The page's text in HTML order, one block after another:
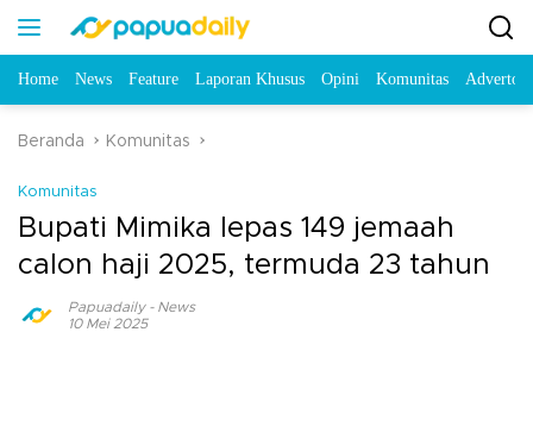
Home News Feature Laporan Khusus Opini Komunitas
Beranda Komunitas
Komunitas
Bupati Mimika lepas 149 jemaah
calon haji 2025, termuda 23 tahun
Papuadaily- News
10 Mei 2025